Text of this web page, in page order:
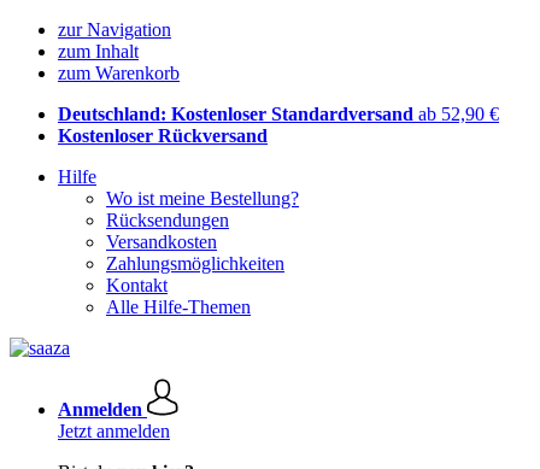
zur Navigation
zum Inhalt
zum Warenkorb
Deutschland: Kostenloser Standardversand ab 52,90 €
Kostenloser Rückversand
Hilfe
Wo ist meine Bestellung?
Rücksendungen
Versandkosten
Zahlungsmöglichkeiten
Kontakt
Alle Hilfe-Themen
Anmelden
Jetzt anmelden